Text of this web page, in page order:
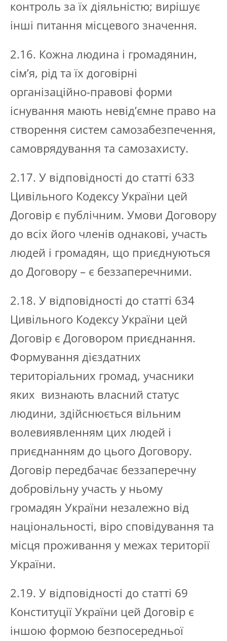
контроль за їх діяльністю; вирішує
інші питання місцевого значення.
2.16. Кожна людина і громадянин,
сім’я, рід та їх договірні
організаційно-правові форми
існування мають невід’ємне право на
створення систем самозабезпечення,
самоврядування та самозахисту.
2.17. У відповідності до статті 633
Цивільного Кодексу України цей
Договір є публічним. Умови Договору
до всіх його членів однакові, участь
людей і громадян, що приєднуються
до Договору – є беззаперечними.
2.18. У відповідності до статті 634
Цивільного Кодексу України цей
Договір є Договором приєднання.
Формування дієздатних
територіальних громад, учасники
яких визнають власний статус
людини, здійснюється вільним
волевиявленням цих людей і
приєднанням до цього Договору.
Договір передбачає беззаперечну
добровільну участь у ньому
громадян України незалежно від
національності, віро сповідування та
місця проживання у межах території
України.
2.19. У відповідності до статті 69
Конституції України цей Договір є
іншою формою безпосередньої